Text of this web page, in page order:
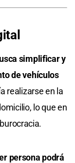
simplificar y
de vehículos
realizarse en la
lo que en
persona podrá